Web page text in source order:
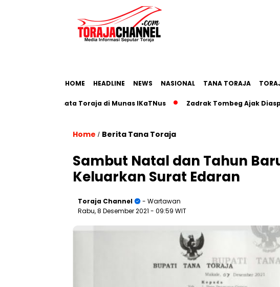
HOME HEADLINE NEWS NASIONAL TANA TORAJA
Pariwisata Toraja di Munas IKaTNus Zadrak Tombeg Ajak Diaspora
Home / Berita Tana Toraja
Sambut Natal dan Tahun
Keluarkan Surat Edaran
Toraja Channel
- Wartawan
Rabu, 8 Desember 2021 - 09:59 WIT